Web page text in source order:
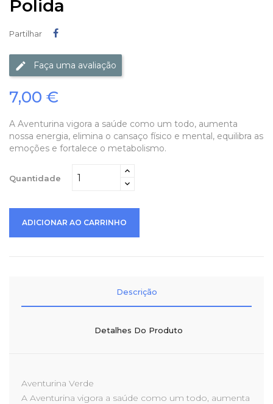
Polida
Partilhar
Faça uma avaliação
7,00 €
A Aventurina vigora a saúde como um todo, aumenta
nossa energia, elimina o cansaço físico e mental, equilibra as
emoções e fortalece o metabolismo.
Quantidade
ADICIONAR AO CARRINHO
Descrição
Detalhes Do Produto
Aventurina Verde
A Aventurina vigora a saúde como um todo, aumenta